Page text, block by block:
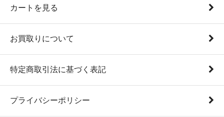
カートを見る
お買取りについて
特定商取引法に基づく表記
プライバシーポリシー